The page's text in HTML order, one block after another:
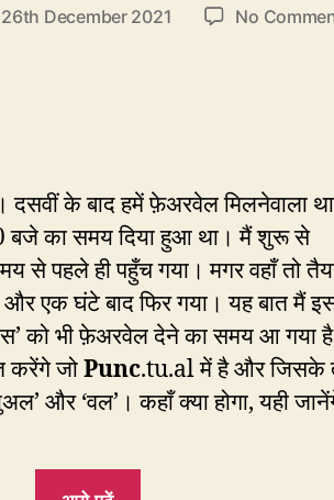
26th December 2021 No
के बाद हमें फ़ेअरवेल मिलनेवाला
बजे का समय दिया हुआ था। मैं शुरू से
से पहले ही पहुँच गया। मगर वहाँ तो
एक घंटे बाद फिर गया। यह बात मैं
को भी फ़ेअरवेल देने का समय आ गया
करेंगे जोPunc.tu.al में है और जिसके
और ‘वल’। कहाँ क्या होगा, यही